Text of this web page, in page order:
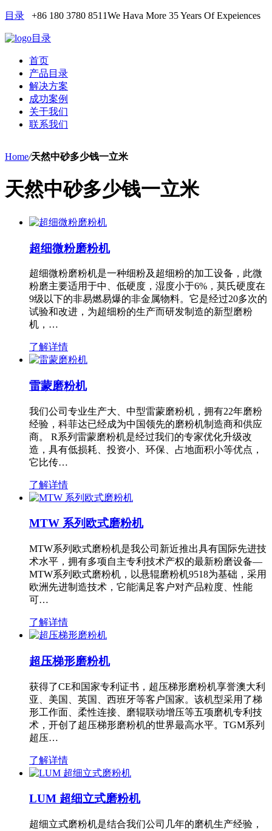
目录 +86 180 3780 8511We Hava More 35 Years Of Expeiences
目录
首页
产品目录
解决方案
成功案例
关于我们
联系我们
Home/天然中砂多少钱一立米
天然中砂多少钱一立米
超细微粉磨粉机
超细微粉磨粉机是一种细粉及超细粉的加工设备，此微
粉磨主要适用于中、低硬度，湿度小于6%，莫氏硬度在
9级以下的非易燃易爆的非金属物料。它是经过20多次的
试验和改进，为超细粉的生产而研发制造的新型磨粉
机，…
了解详情
雷蒙磨粉机
我们公司专业生产大、中型雷蒙磨粉机，拥有22年磨粉
经验，科菲达已经成为中国领先的磨粉机制造商和供应
商。 R系列雷蒙磨粉机是经过我们的专家优化升级改
造，具有低损耗、投资小、环保、占地面积小等优点，
它比传…
了解详情
MTW 系列欧式磨粉机
MTW系列欧式磨粉机是我公司新近推出具有国际先进技
术水平，拥有多项自主专利技术产权的最新粉磨设备—
MTW系列欧式磨粉机，以悬辊磨粉机9518为基础，采用
欧洲先进制造技术，它能满足客户对产品粒度、性能
可…
了解详情
超压梯形磨粉机
获得了CE和国家专利证书，超压梯形磨粉机享誉澳大利
亚、美国、英国、西班牙等客户国家。该机型采用了梯
形工作面、柔性连接、磨辊联动增压等五项磨机专利技
术，开创了超压梯形磨粉机的世界最高水平。TGM系列
超压…
了解详情
LUM 超细立式磨粉机
超细立式磨粉机是结合我们公司几年的磨机生产经验，